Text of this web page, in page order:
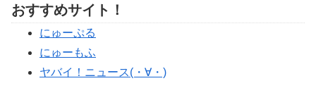
おすすめサイト！
にゅーぷる
にゅーもふ
ヤバイ！ニュース(・∀・)